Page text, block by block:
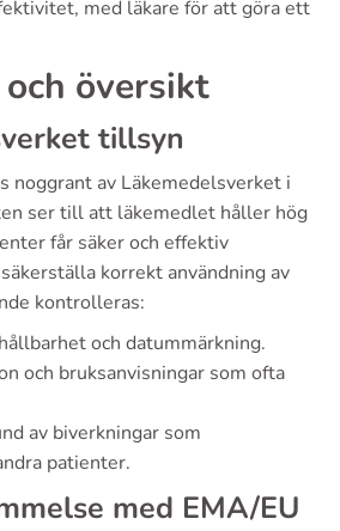
med läkare för att göra ett
översikt
tillsyn
noggrant av Läkemedelsverket i
ser till att läkemedlet håller hög
får säker och effektiv
korrekt användning av
kontrolleras:
och datummärkning.
och bruksanvisningar som ofta
av biverkningar som
patienter.
med EMA/EU